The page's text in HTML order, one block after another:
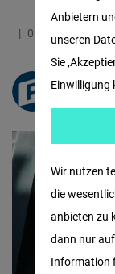
02.06.2021
Wir nutzen
die
anbieten zu
dann nur
Information
Anbietern
unseren
Sie
Einwilligung
Facebook
Embed
Twitter